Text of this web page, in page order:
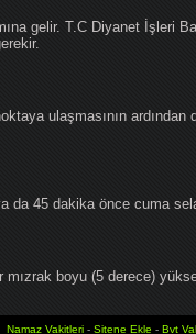
gelir. T.C Diyanet İşleri
ulaşmasının
da 45 dakika önce cuma
mızrak boyu (5 derece)
Namaz Vakitleri - Sitene Ekle - Bvt